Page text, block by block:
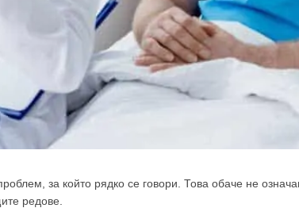
за който рядко се говори. Това обаче не
редове.